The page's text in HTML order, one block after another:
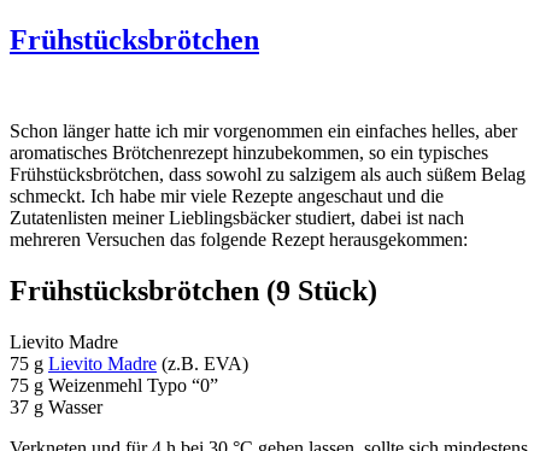
Frühstücksbrötchen
Schon länger hatte ich mir vorgenommen ein einfaches helles, aber
aromatisches Brötchenrezept hinzubekommen, so ein typisches
Frühstücksbrötchen, dass sowohl zu salzigem als auch süßem Belag
schmeckt. Ich habe mir viele Rezepte angeschaut und die
Zutatenlisten meiner Lieblingsbäcker studiert, dabei ist nach
mehreren Versuchen das folgende Rezept herausgekommen:
Frühstücksbrötchen (9 Stück)
Lievito Madre
75 g Lievito Madre (z.B. EVA)
75 g Weizenmehl Typo “0”
37 g Wasser